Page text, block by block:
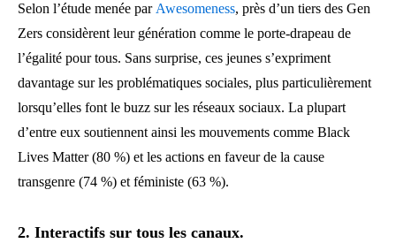
Selon l’étude menée par Awesomeness, près d’un tiers des Gen
Zers considèrent leur génération comme le porte-drapeau de
l’égalité pour tous. Sans surprise, ces jeunes s’expriment
davantage sur les problématiques sociales, plus particulièrement
lorsqu’elles font le buzz sur les réseaux sociaux. La plupart
d’entre eux soutiennent ainsi les mouvements comme Black
Lives Matter (80 %) et les actions en faveur de la cause
transgenre (74 %) et féministe (63 %).
2. Interactifs sur tous les canaux.